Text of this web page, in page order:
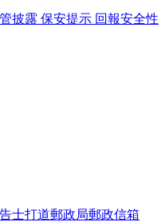
披露 保安提示 回報安全性
士打道郵政局郵政信箱